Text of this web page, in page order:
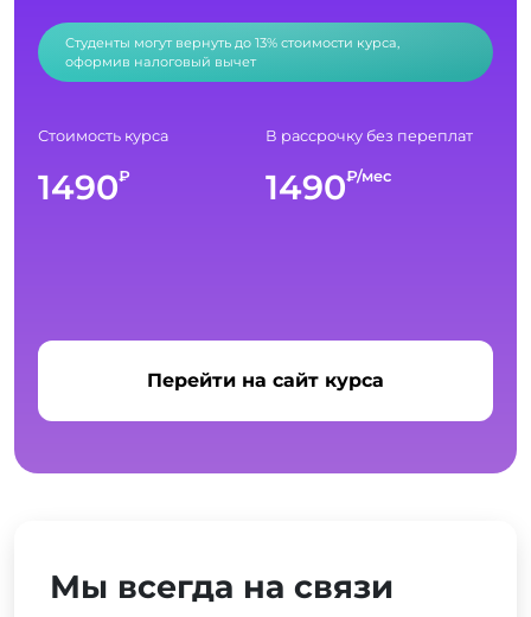
Студенты могут вернуть до 13% стоимости курса,
оформив налоговый вычет
Стоимость курса
1490₽
В рассрочку без переплат
1490₽/мес
Перейти на сайт курса
Мы всегда на связи